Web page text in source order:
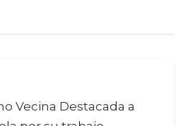
Vecina Destacada a